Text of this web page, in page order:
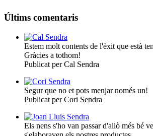
Últims comentaris
Estem molt contents de l'èxit que està
Gràcies a tothom!
Publicat per Cal Sendra
Segur que no et pots menjar només un!
Publicat per Cori Sendra
Els nens s'ho van passar d'allò més bé